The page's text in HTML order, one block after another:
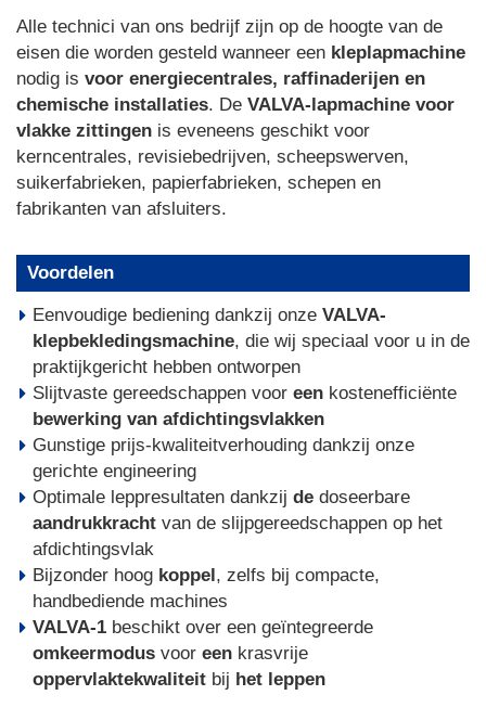
Alle technici van ons bedrijf zijn op de hoogte van de
eisen die worden gesteld wanneer een kleplapmachine
nodig is voor energiecentrales, raffinaderijen en
chemische installaties. De VALVA-lapmachine voor
vlakke zittingen is eveneens geschikt voor
kerncentrales, revisiebedrijven, scheepswerven,
suikerfabrieken, papierfabrieken, schepen en
fabrikanten van afsluiters.
Voordelen
Eenvoudige bediening dankzij onze VALVA-
klepbekledingsmachine, die wij speciaal voor u in de
praktijkgericht hebben ontworpen
Slijtvaste gereedschappen voor een kostenefficiënte
bewerking van afdichtingsvlakken
Gunstige prijs-kwaliteitverhouding dankzij onze
gerichte engineering
Optimale leppresultaten dankzij de doseerbare
aandrukkracht van de slijpgereedschappen op het
afdichtingsvlak
Bijzonder hoog koppel, zelfs bij compacte,
handbediende machines
VALVA-1 beschikt over een geïntegreerde
omkeermodus voor een krasvrije
oppervlaktekwaliteit bij het leppen